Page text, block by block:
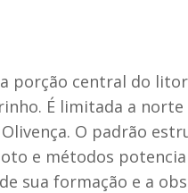
porção central do
É limitada a norte
O padrão
e métodos
sua formação e a